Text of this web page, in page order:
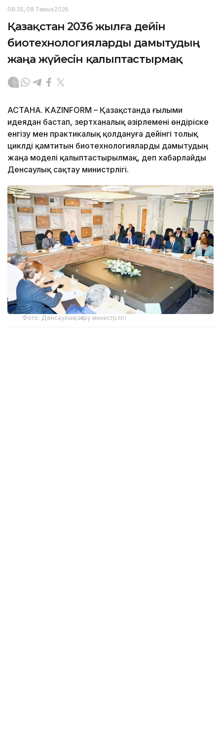
08:35, 08 Тамыз 2026
Қазақстан 2036 жылға дейін
биотехнологияларды дамытудың
жаңа жүйесін қалыптастырмақ
АСТАНА. KAZINFORM – Қазақстанда ғылыми
идеядан бастап, зертханалық әзірлемені өндіріске
енгізу мен практикалық қолдануға дейінгі толық
циклді қамтитын биотехнологияларды дамытудың
жаңа моделі қалыптастырылмақ, деп хабарлайды
Денсаулық сақтау министрлігі.
Фото: Денсаулық сақтау министрлігі